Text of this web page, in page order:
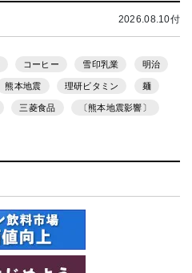
2026.08.10付
コーヒー 雪印乳業 明治
熊本地震 理研ビタミン 麺
三菱食品 〔熊本地震影響〕